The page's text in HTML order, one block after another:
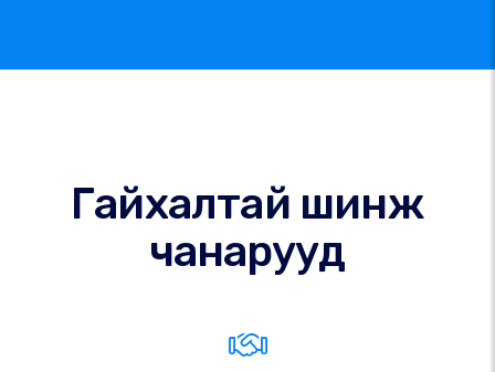
Гайхалтай шинж
чанарууд